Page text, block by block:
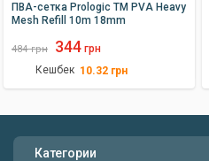
ПВА-сетка Prologic TM PVA Heavy
Mesh Refill 10m 18mm
484 грн 344 грн
Кешбек 10.32 грн
Категории